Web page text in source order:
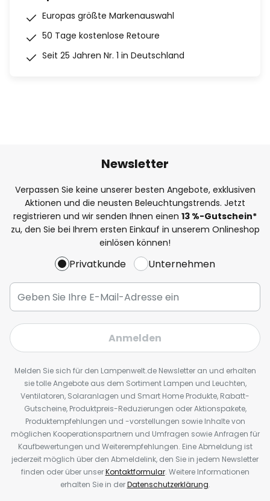
Europas größte Markenauswahl
50 Tage kostenlose Retoure
Seit 25 Jahren Nr. 1 in Deutschland
Newsletter
Verpassen Sie keine unserer besten Angebote, exklusiven
Aktionen und die neusten Beleuchtungstrends. Jetzt
registrieren und wir senden Ihnen einen 13 %-Gutschein*
zu, den Sie bei Ihrem ersten Einkauf in unserem Onlineshop
einlösen können!
Privatkunde Unternehmen
Anmelden
Melden Sie sich für den Lampenwelt.de Newsletter an und erhalten
sie tolle Angebote aus dem Sortiment Lampen und Leuchten,
Ventilatoren, Solaranlagen und Smart Home Produkte, Rabatt-
Gutscheine, Produktpreis-Reduzierungen oder Aktionspakete,
Produktempfehlungen und -vorstellungen sowie Inhalte von
möglichen Kooperationspartnern und Umfragen sowie Anfragen für
Kaufbewertungen und Weiterempfehlungen. Eine Abmeldung ist
jederzeit möglich über den Abmeldelink, den Sie in jedem Newsletter
finden oder über unserKontaktformular. Weitere Informationen
erhalten Sie in derDatenschutzerklärung.